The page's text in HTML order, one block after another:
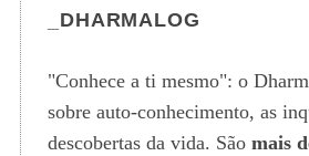
_DHARMALOG
"Conhece a ti mesmo": o
sobre auto-conhecimento, as
descobertas da vida. São mais